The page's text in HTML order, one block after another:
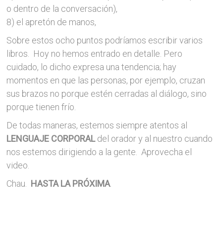
o dentro de la conversación),
8) el apretón de manos,
Sobre estos ocho puntos podríamos escribir varios
libros. Hoy no hemos entrado en detalle. Pero
cuidado, lo dicho expresa una tendencia; hay
momentos en que las personas, por ejemplo, cruzan
sus brazos no porque estén cerradas al diálogo, sino
porque tienen frío.
De todas maneras, estemos siempre atentos al
LENGUAJE CORPORALdel orador y al nuestro cuando
nos estemos dirigiendo a la gente. Aprovecha el
video.
Chau. HASTA LA PRÓXIMA.